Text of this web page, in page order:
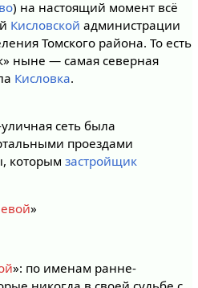
) на настоящий момент всё
Кисловской администрации
Томского района. То есть
ныне — самая северная
Кисловка.
сеть была
проездами
которым застройщик
»
»: по именам ранне-